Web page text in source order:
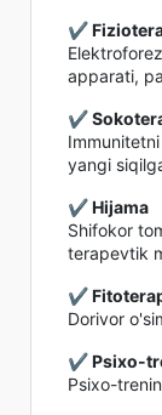
✔️
apparati,
✔️
yangi
✔️ Hijama
Shifokor
terapevtik
✔️
Dorivor
✔️ Psixo-
Psixo-